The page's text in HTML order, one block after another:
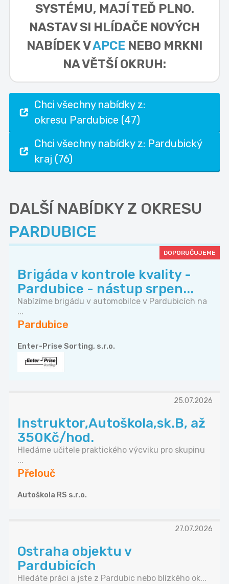
SYSTÉMU, MAJÍ TEĎ PLNO.
NASTAV SI HLÍDAČE NOVÝCH
NABÍDEK VAPCE NEBO MRKNI
NA VĚTŠÍ OKRUH:
Chci všechny nabídky z:
okresu Pardubice (47)
Chci všechny nabídky z: Pardubický
kraj (76)
DALŠÍ NABÍDKY Z OKRESU
PARDUBICE
DOPORUČUJEME
Brigáda v kontrole kvality -
Pardubice - nástup srpen...
Nabízíme brigádu v automobilce v Pardubicích na
...
Pardubice
Enter-Prise Sorting, s.r.o.
25.07.2026
Instruktor,Autoškola,sk.B, až
350Kč/hod.
Hledáme učitele praktického výcviku pro skupinu
...
Přelouč
Autoškola RS s.r.o.
27.07.2026
Ostraha objektu v
Pardubicích
Hledáte práci a jste z Pardubic nebo blízkého ok...